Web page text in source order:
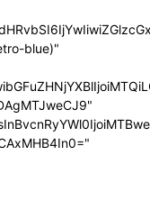
blue)"